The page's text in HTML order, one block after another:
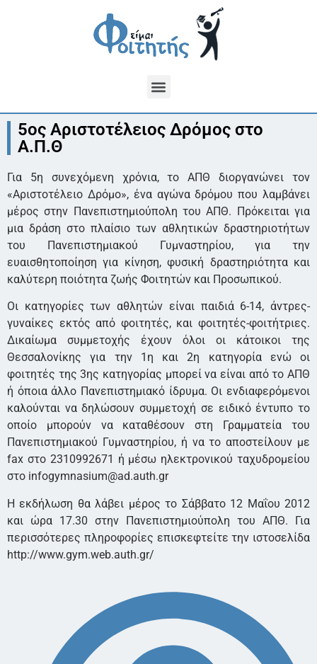
5ος Αριστοτέλειος Δρόμος στο
Α.Π.Θ
Για 5η συνεχόμενη χρόνια, το ΑΠΘ διοργανώνει τον
«Αριστοτέλειο Δρόμο», ένα αγώνα δρόμου που λαμβάνει
μέρος στην Πανεπιστημιούπολη του ΑΠΘ. Πρόκειται για
μια δράση στo πλαίσιο των αθλητικών δραστηριοτήτων
του Πανεπιστημιακού Γυμναστηρίου, για την
ευαισθητοποίηση για κίνηση, φυσική δραστηριότητα και
καλύτερη ποιότητα ζωής Φοιτητών και Προσωπικού.
Οι κατηγορίες των αθλητών είναι παιδιά 6-14, άντρες-
γυναίκες εκτός από φοιτητές, και φοιτητές-φοιτήτριες.
Δικαίωμα συμμετοχής έχουν όλοι οι κάτοικοι της
Θεσσαλονίκης για την 1η και 2η κατηγορία ενώ οι
φοιτητές της 3ης κατηγορίας μπορεί να είναι από το ΑΠΘ
ή όποια άλλο Πανεπιστημιακό ίδρυμα. Οι ενδιαφερόμενοι
καλούνται να δηλώσουν συμμετοχή σε ειδικό έντυπο το
οποίο μπορούν να καταθέσουν στη Γραμματεία του
Πανεπιστημιακού Γυμναστηρίου, ή να το αποστείλουν με
fax στο 2310992671 ή μέσω ηλεκτρονικού ταχυδρομείου
στο infogymnasium@ad.auth.gr
Η εκδήλωση θα λάβει μέρος το Σάββατο 12 Μαΐου 2012
και ώρα 17.30 στην Πανεπιστημιούπολη του ΑΠΘ. Για
περισσότερες πληροφορίες επισκεφτείτε την ιστοσελίδα
http://www.gym.web.auth.gr/